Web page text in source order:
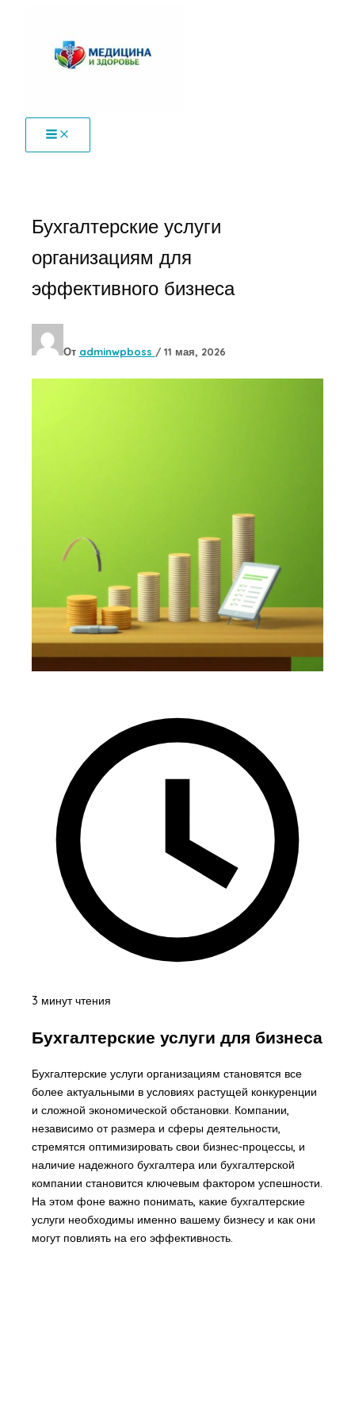
содержимому
Бухгалтерские услуги
организациям для
эффективного бизнеса
От adminwpboss / 11 мая, 2026
3 минут чтения
Бухгалтерские услуги для бизнеса
Бухгалтерские услуги организациям становятся все
более актуальными в условиях растущей конкуренции
и сложной экономической обстановки. Компании,
независимо от размера и сферы деятельности,
стремятся оптимизировать свои бизнес-процессы, и
наличие надежного бухгалтера или бухгалтерской
компании становится ключевым фактором успешности.
На этом фоне важно понимать, какие бухгалтерские
услуги необходимы именно вашему бизнесу и как они
могут повлиять на его эффективность.